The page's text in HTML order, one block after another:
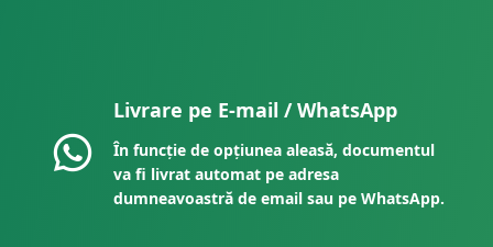
Livrare pe E-mail / WhatsApp
În funcție de opțiunea aleasă, documentul
va fi livrat automat pe adresa
dumneavoastră de email sau pe WhatsApp.